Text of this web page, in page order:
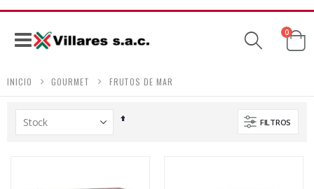
Navegación
0
INICIO GOURMET FRUTOS DE MAR
FILTROS
Establecer